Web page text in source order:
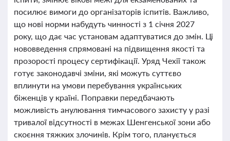
посилює вимоги до організаторів іспитів. Важливо,
що нові норми набудуть чинності з 1 січня 2027
року, що дає час установам адаптуватися до змін. Ці
нововведення спрямовані на підвищення якості та
прозорості процесу сертифікації. Уряд Чехії також
готує законодавчі зміни, які можуть суттєво
вплинути на умови перебування українських
біженців у країні. Поправки передбачають
можливість анулювання тимчасового захисту у разі
тривалої відсутності в межах Шенгенської зони або
скоєння тяжких злочинів. Крім того, планується